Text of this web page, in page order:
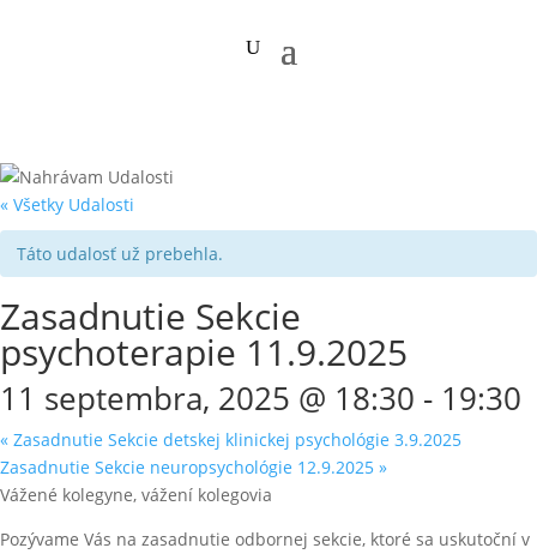
« Všetky Udalosti
Táto udalosť už prebehla.
Zasadnutie Sekcie
psychoterapie 11.9.2025
11 septembra, 2025 @ 18:30 - 19:30
« Zasadnutie Sekcie detskej klinickej psychológie 3.9.2025
Zasadnutie Sekcie neuropsychológie 12.9.2025 »
Vážené kolegyne, vážení kolegovia
Pozývame Vás na zasadnutie odbornej sekcie, ktoré sa uskutoční v